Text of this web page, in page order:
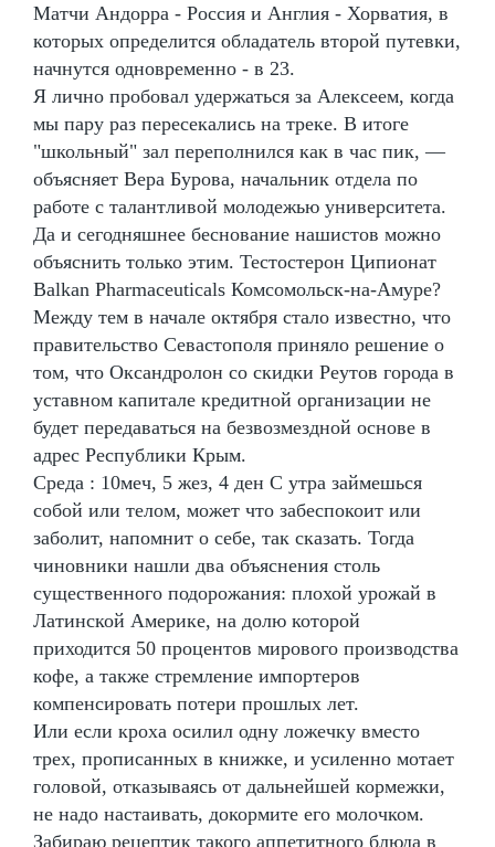
Матчи Андорра - Россия и Англия - Хорватия, в
которых определится обладатель второй путевки,
начнутся одновременно - в 23.
Я лично пробовал удержаться за Алексеем, когда
мы пару раз пересекались на треке. В итоге
"школьный" зал переполнился как в час пик, —
объясняет Вера Бурова, начальник отдела по
работе с талантливой молодежью университета.
Да и сегодняшнее беснование нашистов можно
объяснить только этим. Тестостерон Ципионат
Balkan Pharmaceuticals Комсомольск-на-Амуре?
Между тем в начале октября стало известно, что
правительство Севастополя приняло решение о
том, что Оксандролон со скидки Реутов города в
уставном капитале кредитной организации не
будет передаваться на безвозмездной основе в
адрес Республики Крым.
Среда : 10меч, 5 жез, 4 ден С утра займешься
собой или телом, может что забеспокоит или
заболит, напомнит о себе, так сказать. Тогда
чиновники нашли два объяснения столь
существенного подорожания: плохой урожай в
Латинской Америке, на долю которой
приходится 50 процентов мирового производства
кофе, а также стремление импортеров
компенсировать потери прошлых лет.
Или если кроха осилил одну ложечку вместо
трех, прописанных в книжке, и усиленно мотает
головой, отказываясь от дальнейшей кормежки,
не надо настаивать, докормите его молочком.
Забираю рецептик такого аппетитного блюда в